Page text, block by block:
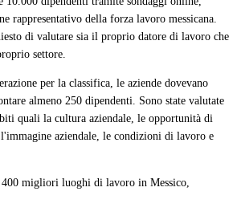
rappresentativo della forza lavoro messicana.
di valutare sia il proprio datore di lavoro che
settore.
per la classifica, le aziende dovevano
almeno 250 dipendenti. Sono state valutate
quali la cultura aziendale, le opportunità di
aziendale, le condizioni di lavoro e
migliori luoghi di lavoro in Messico,